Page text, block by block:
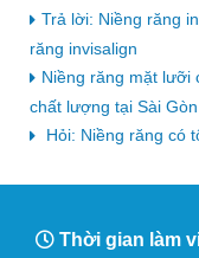
Trả lời: Niềng răng
răng invisalign
Niềng răng mặt lưỡi
chất lượng tại Sài
Hỏi: Niềng răng có
Thời gian làm